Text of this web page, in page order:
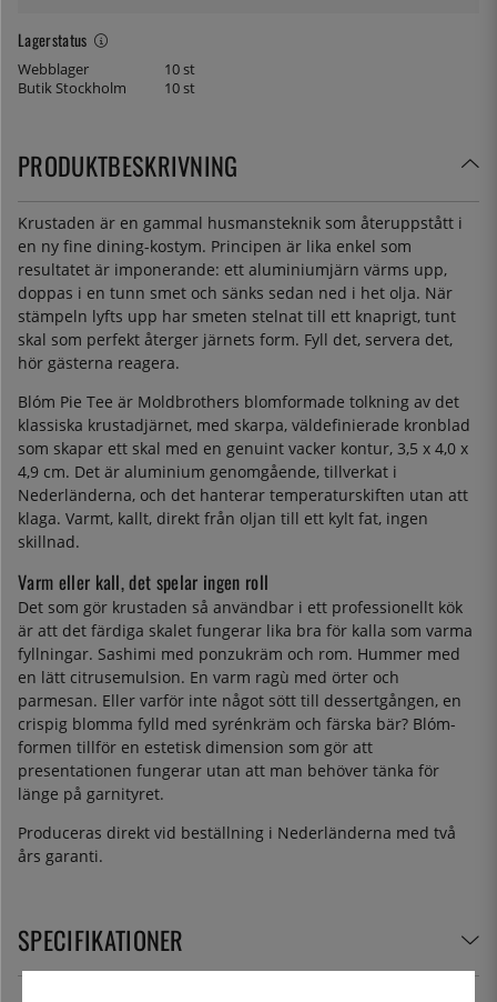
Lagerstatus
Webblager
10 st
Butik Stockholm
10 st
PRODUKTBESKRIVNING
Krustaden är en gammal husmansteknik som återuppstått i
en ny fine dining-kostym. Principen är lika enkel som
resultatet är imponerande: ett aluminiumjärn värms upp,
doppas i en tunn smet och sänks sedan ned i het olja. När
stämpeln lyfts upp har smeten stelnat till ett knaprigt, tunt
skal som perfekt återger järnets form. Fyll det, servera det,
hör gästerna reagera.
Blóm Pie Tee är Moldbrothers blomformade tolkning av det
klassiska krustadjärnet, med skarpa, väldefinierade kronblad
som skapar ett skal med en genuint vacker kontur, 3,5 x 4,0 x
4,9 cm. Det är aluminium genomgående, tillverkat i
Nederländerna, och det hanterar temperaturskiften utan att
klaga. Varmt, kallt, direkt från oljan till ett kylt fat, ingen
skillnad.
Varm eller kall, det spelar ingen roll
Det som gör krustaden så användbar i ett professionellt kök
är att det färdiga skalet fungerar lika bra för kalla som varma
fyllningar. Sashimi med ponzukräm och rom. Hummer med
en lätt citrusemulsion. En varm ragù med örter och
parmesan. Eller varför inte något sött till dessertgången, en
crispig blomma fylld med syrénkräm och färska bär? Blóm-
formen tillför en estetisk dimension som gör att
presentationen fungerar utan att man behöver tänka för
länge på garnityret.
Produceras direkt vid beställning i Nederländerna med två
års garanti.
SPECIFIKATIONER